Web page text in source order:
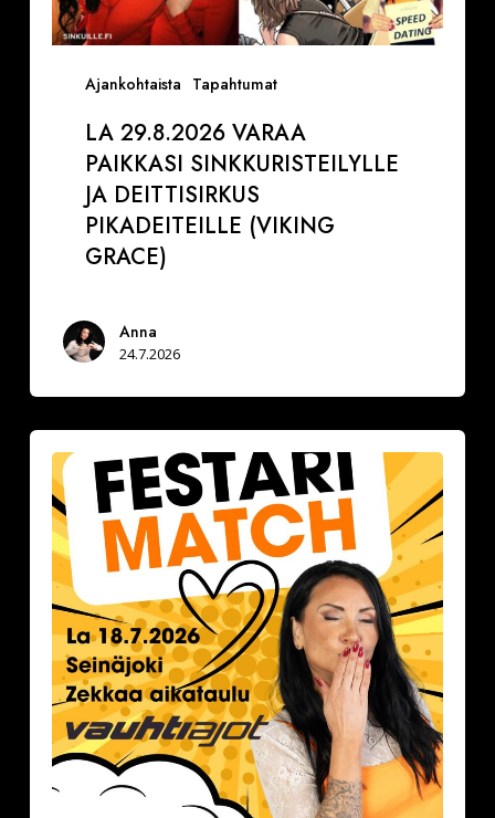
Ajankohtaista Tapahtumat
LA 29.8.2026 VARAA
PAIKKASI SINKKURISTEILYLLE
JA DEITTISIRKUS
PIKADEITEILLE (VIKING
GRACE)
Anna
24.7.2026
Deittisirkus
18.7.2026,
klo
16.30-
17.30
VAUHTIAJOT